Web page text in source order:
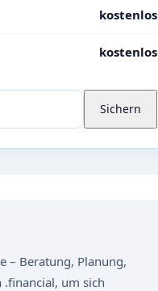
kostenlos
kostenlos
Sichern
– Beratung, Planung,
.financial, um sich